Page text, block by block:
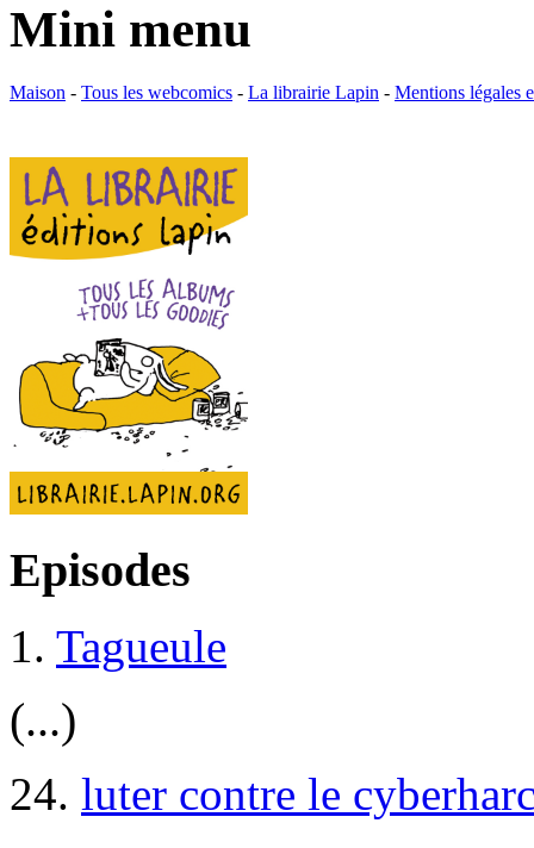
Mini menu
Maison - Tous les webcomics - La librairie Lapin - Mentions légales
Episodes
1. Tagueule
(...)
24. luter contre le